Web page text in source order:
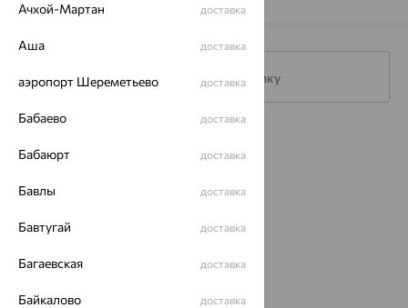
Подписаться на рассылку
Ачхой-Мартан доставка
Аша доставка
аэропорт Шереметьево доставка
Бабаево доставка
Бабаюрт доставка
Бавлы доставка
Бавтугай доставка
Багаевская доставка
Байкалово доставка